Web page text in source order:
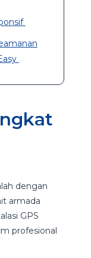
dengan
armada
GPS
profesional